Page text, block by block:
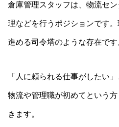
倉庫管理スタッフは、物流セ
理などを行うポジションです
進める司令塔のような存在です
「人に頼られる仕事がしたい
物流や管理職が初めてという
きます。